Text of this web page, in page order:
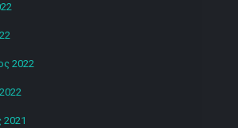
2022
2021